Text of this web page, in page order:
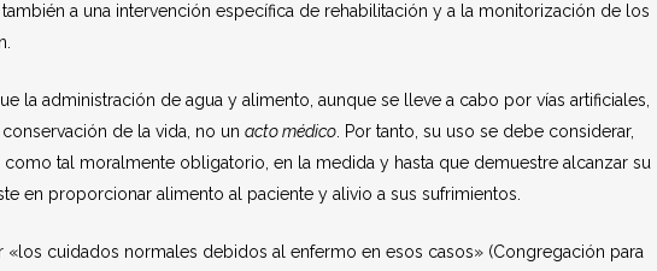
a una intervención específica de rehabilitación y a la monitorización de los
la administración de agua y alimento, aunque se lleve a cabo por vías artificiales,
de la vida, no un acto médico . Por tanto, su uso se debe considerar,
como tal moralmente obligatorio, en la medida y hasta que demuestre alcanzar su
en proporcionar alimento al paciente y alivio a sus sufrimientos.
cuidados normales debidos al enfermo en esos casos» (Congregación para